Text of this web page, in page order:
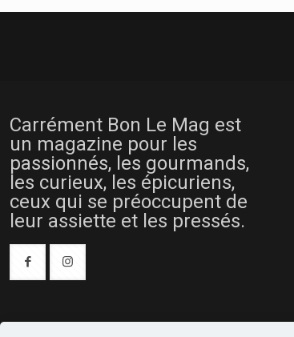
Carrément Bon Le Mag est
un magazine pour les
passionnés, les gourmands,
les curieux, les épicuriens,
ceux qui se préoccupent de
leur assiette et les pressés.